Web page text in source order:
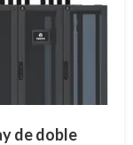
de doble